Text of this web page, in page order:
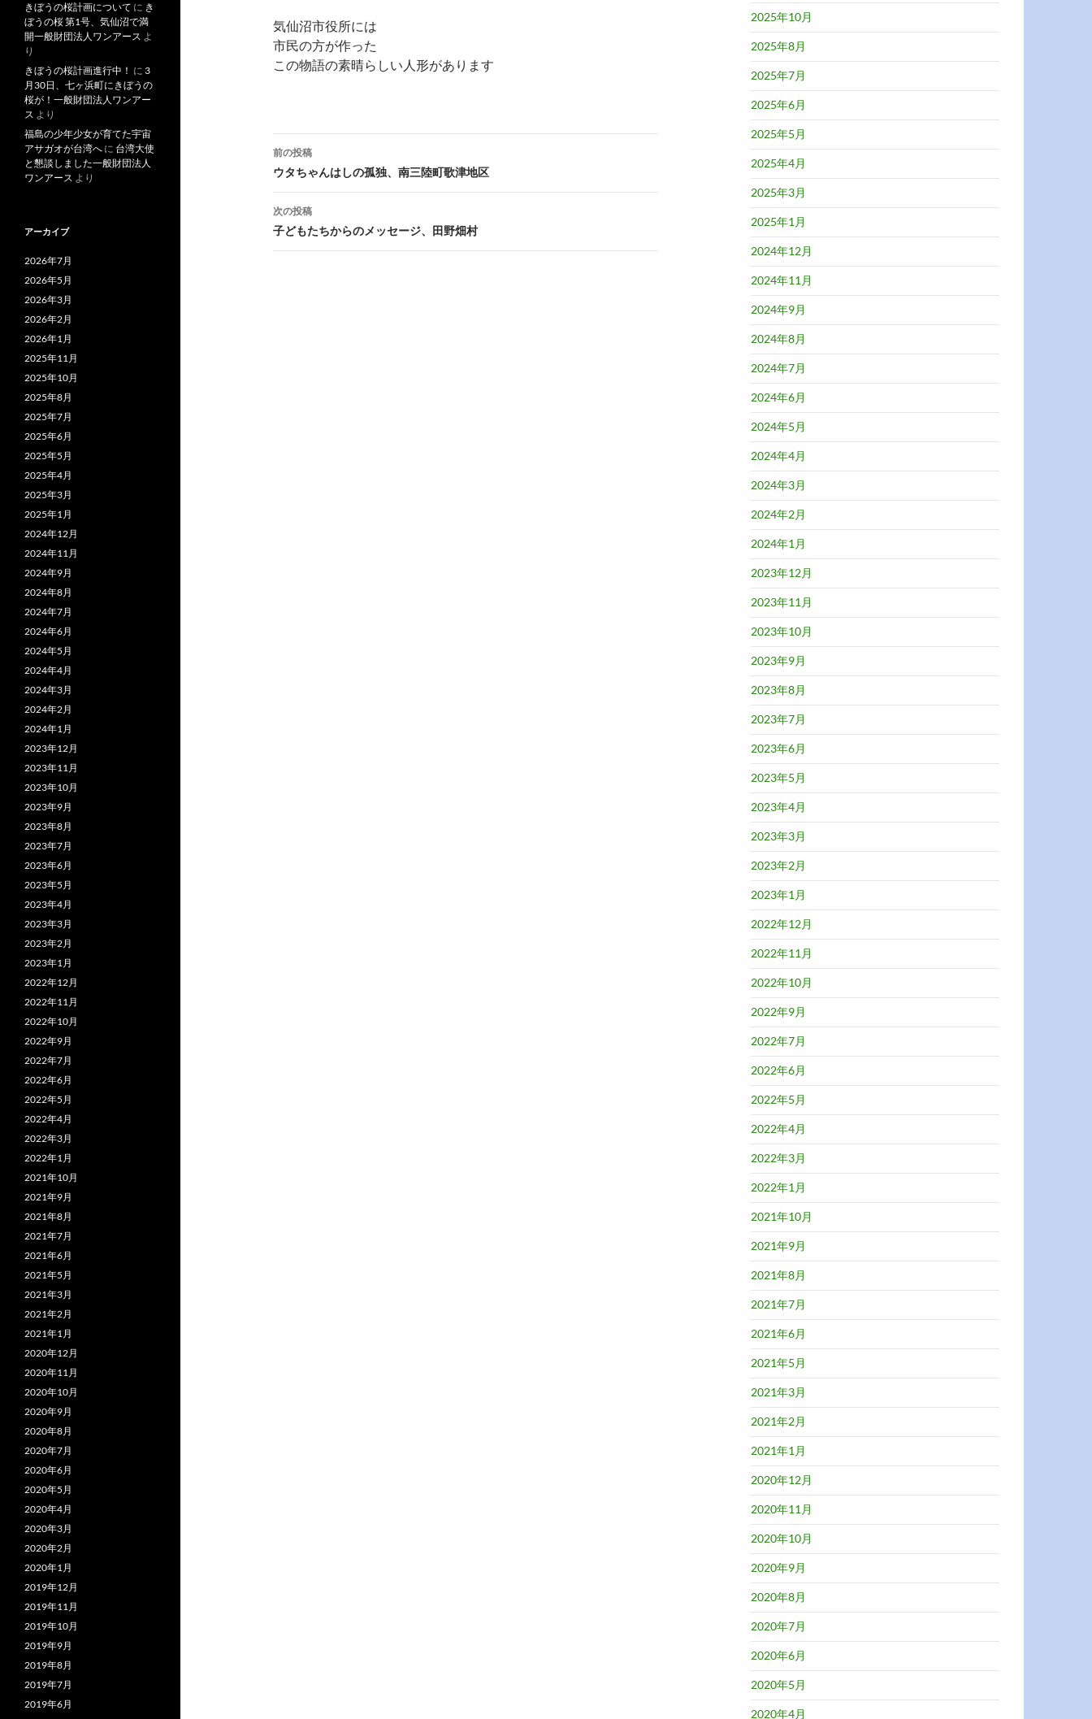
気仙沼市役所には
市民の方が作った
この物語の素晴らしい人形があります
投
稿
ナ
ビ
前の投稿
ウタちゃんはしの孤独、南三陸町歌津地区
次の投稿
子どもたちからのメッセージ、田野畑村
2025年10月
2025年8月
2025年7月
2025年6月
2025年5月
2025年4月
2025年3月
2025年1月
2024年12月
2024年11月
2024年9月
2024年8月
2024年7月
2024年6月
2024年5月
2024年4月
2024年3月
2024年2月
2024年1月
2023年12月
2023年11月
2023年10月
2023年9月
2023年8月
2023年7月
2023年6月
2023年5月
2023年4月
2023年3月
2023年2月
2023年1月
2022年12月
2022年11月
2022年10月
2022年9月
2022年7月
2022年6月
2022年5月
2022年4月
2022年3月
2022年1月
2021年10月
2021年9月
2021年8月
2021年7月
2021年6月
2021年5月
2021年3月
2021年2月
2021年1月
2020年12月
2020年11月
2020年10月
2020年9月
2020年8月
2020年7月
2020年6月
2020年5月
2020年4月
きぼうの桜計画について に き
ぼうの桜 第1号、気仙沼で満
開一般財団法人ワンアース よ
り
きぼうの桜計画進行中！ に 3
月30日、七ヶ浜町にきぼうの
桜が！一般財団法人ワンアー
ス より
福島の少年少女が育てた宇宙
アサガオが台湾へ に 台湾大使
と懇談しました一般財団法人
ワンアース より
アーカイブ
2026年7月
2026年5月
2026年3月
2026年2月
2026年1月
2025年11月
2025年10月
2025年8月
2025年7月
2025年6月
2025年5月
2025年4月
2025年3月
2025年1月
2024年12月
2024年11月
2024年9月
2024年8月
2024年7月
2024年6月
2024年5月
2024年4月
2024年3月
2024年2月
2024年1月
2023年12月
2023年11月
2023年10月
2023年9月
2023年8月
2023年7月
2023年6月
2023年5月
2023年4月
2023年3月
2023年2月
2023年1月
2022年12月
2022年11月
2022年10月
2022年9月
2022年7月
2022年6月
2022年5月
2022年4月
2022年3月
2022年1月
2021年10月
2021年9月
2021年8月
2021年7月
2021年6月
2021年5月
2021年3月
2021年2月
2021年1月
2020年12月
2020年11月
2020年10月
2020年9月
2020年8月
2020年7月
2020年6月
2020年5月
2020年4月
2020年3月
2020年2月
2020年1月
2019年12月
2019年11月
2019年10月
2019年9月
2019年8月
2019年7月
2019年6月